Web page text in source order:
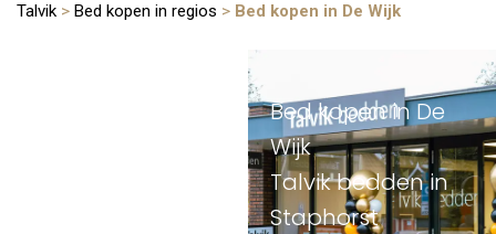
Talvik > Bed kopen in regios > Bed kopen in De Wijk
Bed kopen in De
Wijk
Talvik bedden in
Staphorst